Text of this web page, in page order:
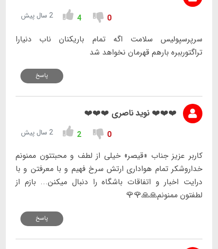
0
4 2 سال پیش
سرپرسپولیس سلامت اگه تمام باریکنان ناب دنیارا
تراگتورببره بارهم قهرمان نخواهد شد
پاسخ
❤️❤️❤️ نوید ناصری ❤️❤️❤️
0
2 2 سال پیش
کاربر عزیز جناب «قیصر» خیلی از لطف و محبتتون ممنونم
خداروشکر تمام هواداری ارتش سرخ فهیم و با معرفتن و با
درایت اخبار و اتفاقات باشگاه را دنبال میکنن... بازم از
لطفتون ممنونم🙏🙏🌹🌹
پاسخ